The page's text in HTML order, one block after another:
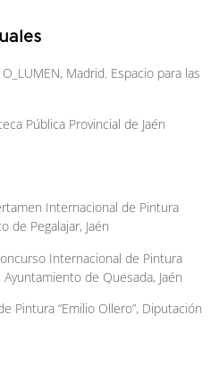
Madrid. Espacio para las
Pública Provincial de Jaén
Internacional de Pintura
de Pegalajar, Jaén
Internacional de Pintura
de Quesada, Jaén
Pintura “Emilio Ollero”, Diputación